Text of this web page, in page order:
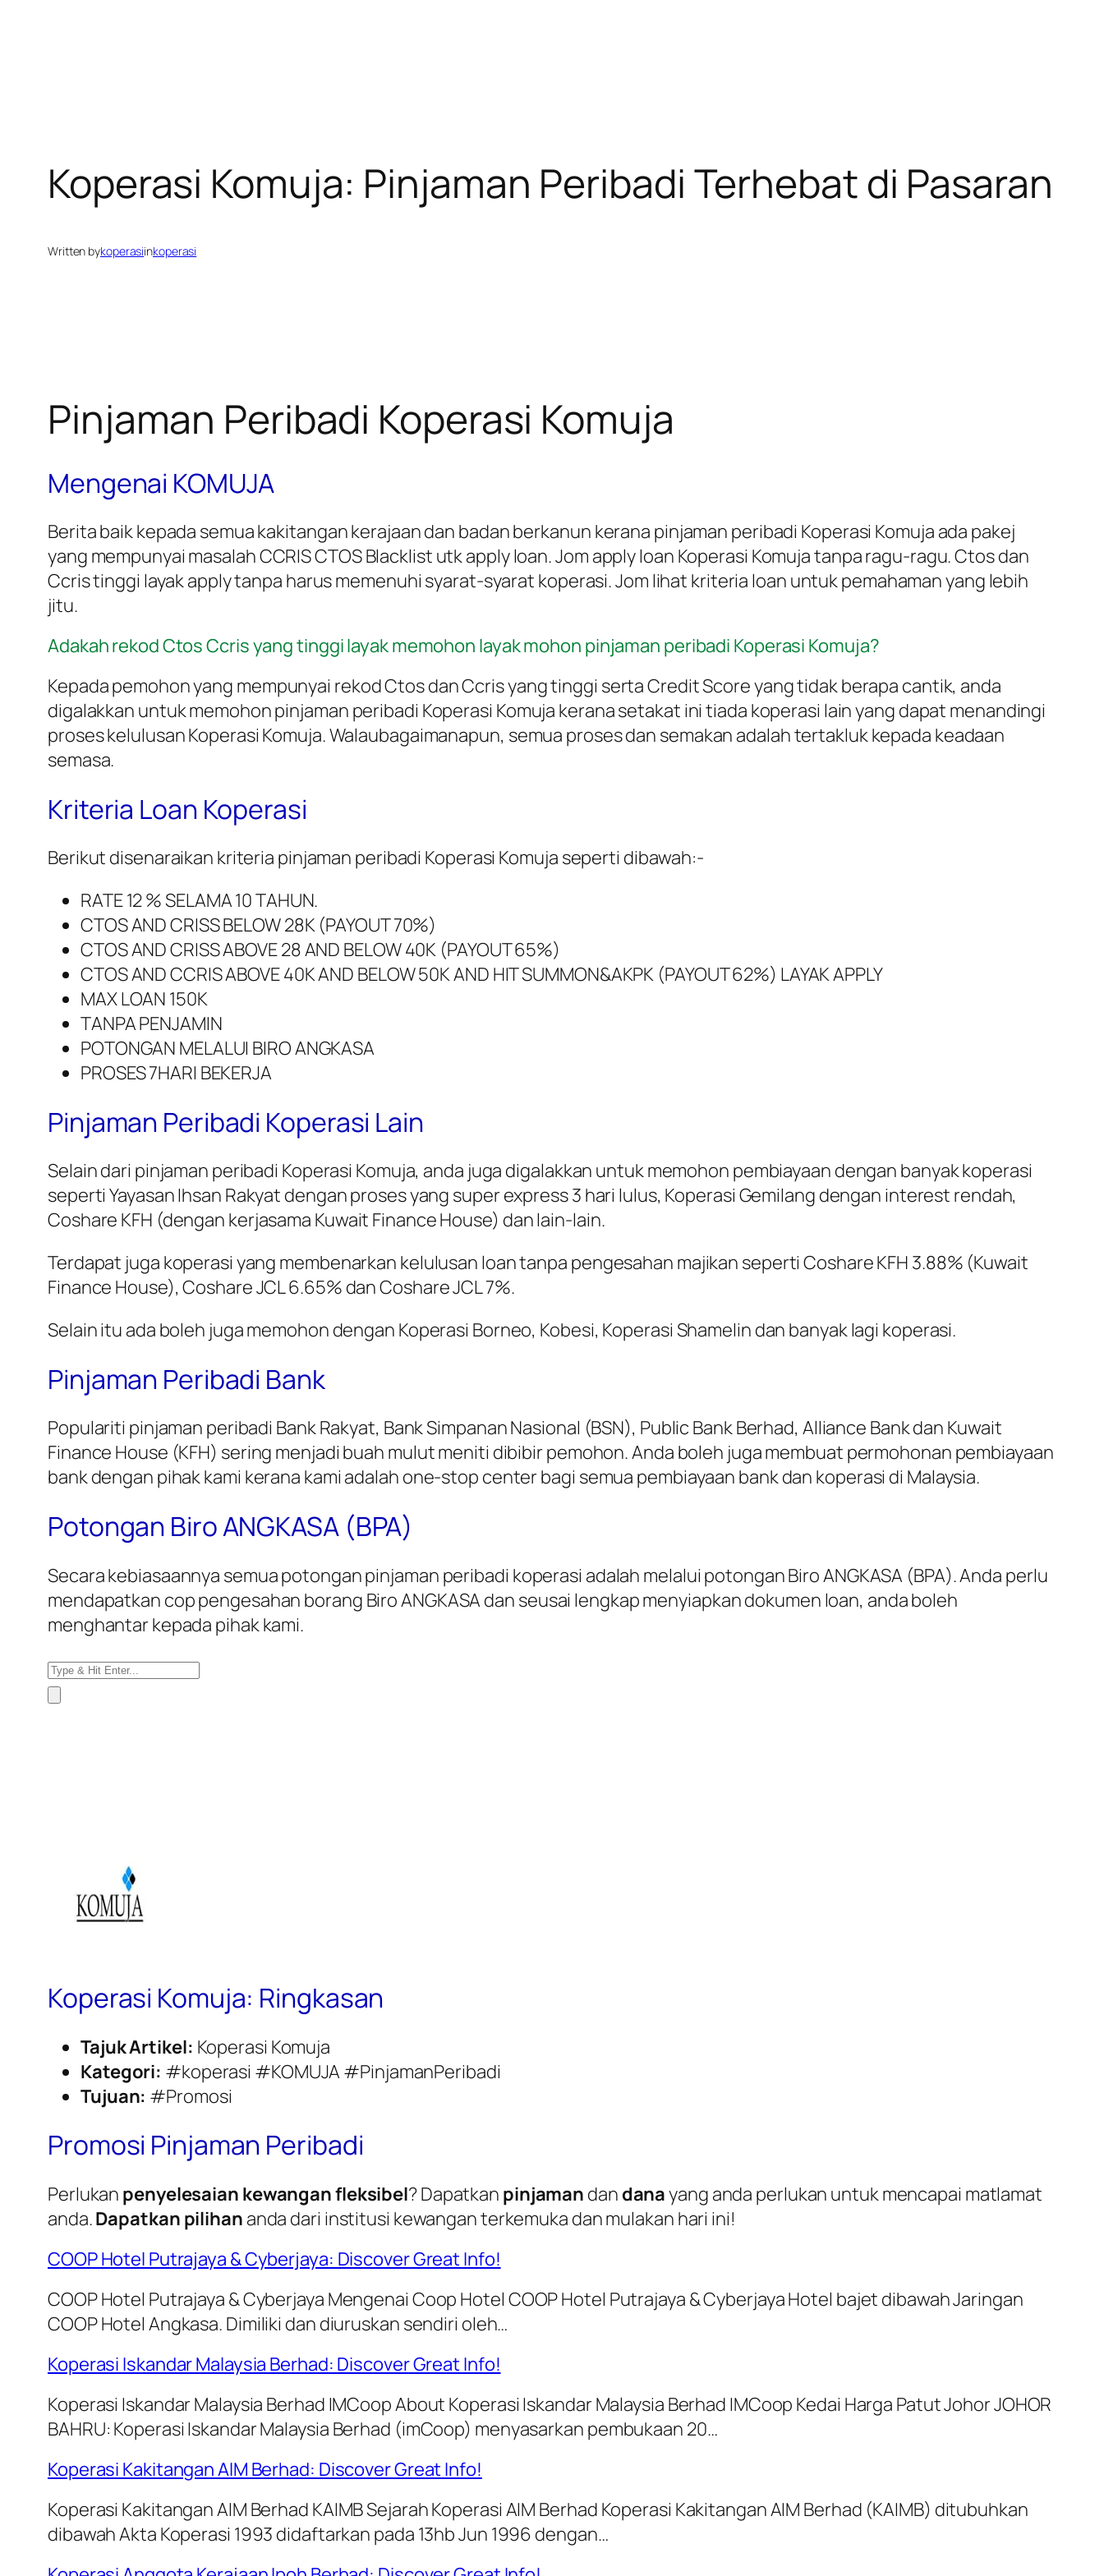
Koperasi Komuja: Pinjaman Peribadi Terhebat di Pasaran
Written bykoperasiinkoperasi
Pinjaman Peribadi Koperasi Komuja
Mengenai KOMUJA
Berita baik kepada semua kakitangan kerajaan dan badan berkanun kerana pinjaman peribadi Koperasi Komuja ada pakej
yang mempunyai masalah CCRIS CTOS Blacklist utk apply loan. Jom apply loan Koperasi Komuja tanpa ragu-ragu. Ctos dan
Ccris tinggi layak apply tanpa harus memenuhi syarat-syarat koperasi. Jom lihat kriteria loan untuk pemahaman yang lebih
jitu.
Adakah rekod Ctos Ccris yang tinggi layak memohon layak mohon pinjaman peribadi Koperasi Komuja?
Kepada pemohon yang mempunyai rekod Ctos dan Ccris yang tinggi serta Credit Score yang tidak berapa cantik, anda
digalakkan untuk memohon pinjaman peribadi Koperasi Komuja kerana setakat ini tiada koperasi lain yang dapat menandingi
proses kelulusan Koperasi Komuja. Walaubagaimanapun, semua proses dan semakan adalah tertakluk kepada keadaan
semasa.
Kriteria Loan Koperasi
Berikut disenaraikan kriteria pinjaman peribadi Koperasi Komuja seperti dibawah:-
RATE 12 % SELAMA 10 TAHUN.
CTOS AND CRISS BELOW 28K (PAYOUT 70%)
CTOS AND CRISS ABOVE 28 AND BELOW 40K (PAYOUT 65%)
CTOS AND CCRIS ABOVE 40K AND BELOW 50K AND HIT SUMMON&AKPK (PAYOUT 62%) LAYAK APPLY
MAX LOAN 150K
TANPA PENJAMIN
POTONGAN MELALUI BIRO ANGKASA
PROSES 7HARI BEKERJA
Pinjaman Peribadi Koperasi Lain
Selain dari pinjaman peribadi Koperasi Komuja, anda juga digalakkan untuk memohon pembiayaan dengan banyak koperasi
seperti Yayasan Ihsan Rakyat dengan proses yang super express 3 hari lulus, Koperasi Gemilang dengan interest rendah,
Coshare KFH (dengan kerjasama Kuwait Finance House) dan lain-lain.
Terdapat juga koperasi yang membenarkan kelulusan loan tanpa pengesahan majikan seperti Coshare KFH 3.88% (Kuwait
Finance House), Coshare JCL 6.65% dan Coshare JCL 7%.
Selain itu ada boleh juga memohon dengan Koperasi Borneo, Kobesi, Koperasi Shamelin dan banyak lagi koperasi.
Pinjaman Peribadi Bank
Populariti pinjaman peribadi Bank Rakyat, Bank Simpanan Nasional (BSN), Public Bank Berhad, Alliance Bank dan Kuwait
Finance House (KFH) sering menjadi buah mulut meniti dibibir pemohon. Anda boleh juga membuat permohonan pembiayaan
bank dengan pihak kami kerana kami adalah one-stop center bagi semua pembiayaan bank dan koperasi di Malaysia.
Potongan Biro ANGKASA (BPA)
Secara kebiasaannya semua potongan pinjaman peribadi koperasi adalah melalui potongan Biro ANGKASA (BPA). Anda perlu
mendapatkan cop pengesahan borang Biro ANGKASA dan seusai lengkap menyiapkan dokumen loan, anda boleh
menghantar kepada pihak kami.
Koperasi Komuja: Ringkasan
Tajuk Artikel: Koperasi Komuja
Kategori: #koperasi #KOMUJA #PinjamanPeribadi
Tujuan: #Promosi
Promosi Pinjaman Peribadi
Perlukan penyelesaian kewangan fleksibel? Dapatkan pinjaman dan danayang anda perlukan untuk mencapai matlamat
anda.Dapatkan pilihan anda dari institusi kewangan terkemuka dan mulakan hari ini!
COOP Hotel Putrajaya & Cyberjaya: Discover Great Info!
COOP Hotel Putrajaya & Cyberjaya Mengenai Coop Hotel COOP Hotel Putrajaya & Cyberjaya Hotel bajet dibawah Jaringan
COOP Hotel Angkasa. Dimiliki dan diuruskan sendiri oleh…
Koperasi Iskandar Malaysia Berhad: Discover Great Info!
Koperasi Iskandar Malaysia Berhad IMCoop About Koperasi Iskandar Malaysia Berhad IMCoop Kedai Harga Patut Johor JOHOR
BAHRU: Koperasi Iskandar Malaysia Berhad (imCoop) menyasarkan pembukaan 20…
Koperasi Kakitangan AIM Berhad: Discover Great Info!
Koperasi Kakitangan AIM Berhad KAIMB Sejarah Koperasi AIM Berhad Koperasi Kakitangan AIM Berhad (KAIMB) ditubuhkan
dibawah Akta Koperasi 1993 didaftarkan pada 13hb Jun 1996 dengan…